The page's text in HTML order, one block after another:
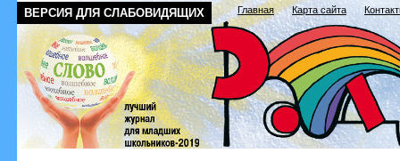
ВЕРСИЯ ДЛЯ СЛАБОВИДЯЩИХ Главная Карта сайта